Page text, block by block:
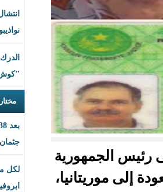
انتشال جثمان شاب قضى
نواذيبو
الدرك يعلن ضبط كمية من
"كوش" وتوقيف أربعة
مختارات
بعد 38 يوما من
جثمان زوج وزيرة إيطالية
لكل من تبحث عن حلم
ابروفيسورة تركية شهيرة